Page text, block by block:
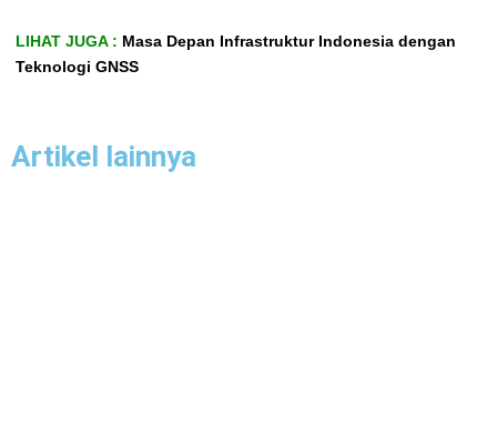
LIHAT JUGA : Masa Depan Infrastruktur Indonesia dengan
Teknologi GNSS
Artikel lainnya